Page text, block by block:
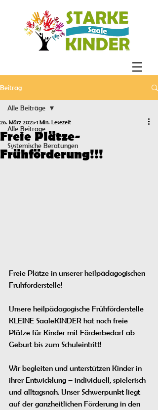
Beitrag
Alle Beiträge
Systemische Beratungen
Alle Beiträge
Freie Plätze-
Frühförderung!!!
26. März 2025 1 Min. Lesezeit
Freie Plätze in unserer heilpädagogischen
Frühförderstelle!
Unsere heilpädagogische Frühförderstelle
KLEINE SaaleKINDER hat noch freie
Plätze für Kinder mit Förderbedarf ab
Geburt bis zum Schuleintritt!
Wir begleiten und unterstützen Kinder in
ihrer Entwicklung – individuell, spielerisch
und alltagsnah. Unser Schwerpunkt liegt
auf der ganzheitlichen Förderung in den